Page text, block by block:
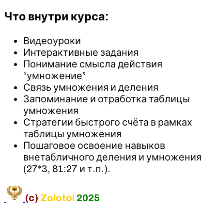
Что внутри курса:
Видеоуроки
Интерактивные задания
Понимание смысла действия
“умножение”
Связь умножения и деления
Запоминание и отработка таблицы
умножения
Стратегии быстрого счёта в рамках
таблицы умножения
Пошаговое освоение навыков
внетабличного деления и умножения
(27*3, 81:27 и т.п.).
(c) Zolotoi 2025